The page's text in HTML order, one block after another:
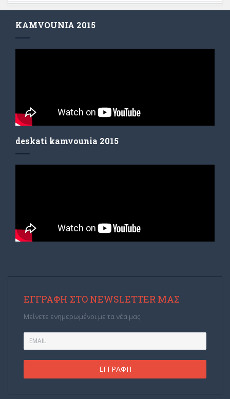
KAMVOUNIA 2015
deskati kamvounia 2015
ΕΓΓΡΑΦΉ ΣΤΟ NEWSLETTER ΜΑΣ
Μείνετε ενημερωμένοι με τα νέα μας